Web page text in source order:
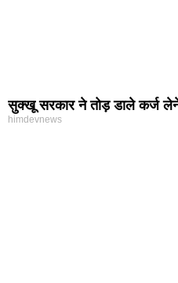
सुक्खू सरकार ने तोड़ डाले कर्ज लेने
himdevnews